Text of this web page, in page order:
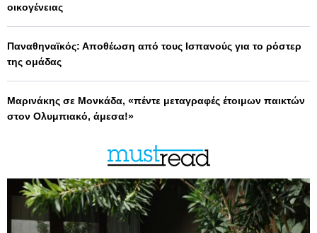
οικογένειας
Παναθηναϊκός: Αποθέωση από τους Ισπανούς για το ρόστερ
της ομάδας
Μαρινάκης σε Μονκάδα, «πέντε μεταγραφές έτοιμων παικτών
στον Ολυμπιακό, άμεσα!»